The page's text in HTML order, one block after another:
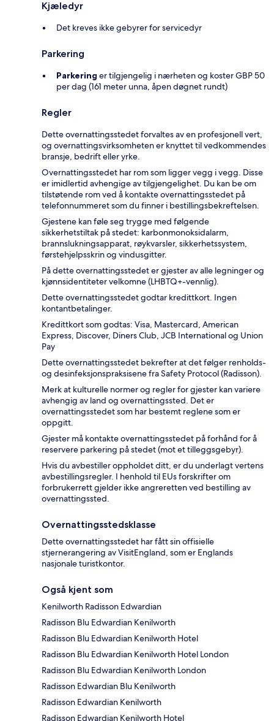
Kjæledyr
Det kreves ikke gebyrer for servicedyr
Parkering
Parkering er tilgjengelig i nærheten og koster GBP 50
per dag (161 meter unna, åpen døgnet rundt)
Regler
Dette overnattingsstedet forvaltes av en profesjonell vert,
og overnattingsvirksomheten er knyttet til vedkommendes
bransje, bedrift eller yrke.
Overnattingsstedet har rom som ligger vegg i vegg. Disse
er imidlertid avhengige av tilgjengelighet. Du kan be om
tilstøtende rom ved å kontakte overnattingsstedet på
telefonnummeret som du finner i bestillingsbekreftelsen.
Gjestene kan føle seg trygge med følgende
sikkerhetstiltak på stedet: karbonmonoksidalarm,
brannslukningsapparat, røykvarsler, sikkerhetssystem,
førstehjelpsskrin og vindusgitter.
På dette overnattingsstedet er gjester av alle legninger og
kjønnsidentiteter velkomne (LHBTQ+-vennlig).
Dette overnattingsstedet godtar kredittkort. Ingen
kontantbetalinger.
Kredittkort som godtas: Visa, Mastercard, American
Express, Discover, Diners Club, JCB International og Union
Pay
Dette overnattingsstedet bekrefter at det følger renholds-
og desinfeksjonspraksisene fra Safety Protocol (Radisson).
Merk at kulturelle normer og regler for gjester kan variere
avhengig av land og overnattingssted. Det er
overnattingsstedet som har bestemt reglene som er
oppgitt.
Gjester må kontakte overnattingsstedet på forhånd for å
reservere parkering på stedet (mot et tilleggsgebyr).
Hvis du avbestiller oppholdet ditt, er du underlagt vertens
avbestillingsregler. I henhold til EUs forskrifter om
forbrukerrett gjelder ikke angreretten ved bestilling av
overnattingssted.
Overnattingsstedsklasse
Dette overnattingsstedet har fått sin offisielle
stjernerangering av VisitEngland, som er Englands
nasjonale turistkontor.
Også kjent som
Kenilworth Radisson Edwardian
Radisson Blu Edwardian Kenilworth
Radisson Blu Edwardian Kenilworth Hotel
Radisson Blu Edwardian Kenilworth Hotel London
Radisson Blu Edwardian Kenilworth London
Radisson Edwardian Blu Kenilworth
Radisson Edwardian Kenilworth
Radisson Edwardian Kenilworth Hotel